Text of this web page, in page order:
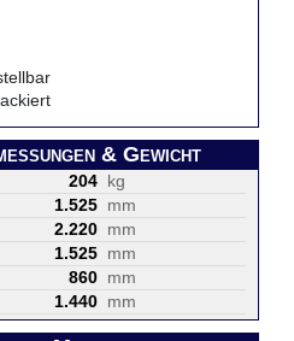
& Gewicht
204 kg
1.525 mm
2.220 mm
1.525 mm
860 mm
1.440 mm